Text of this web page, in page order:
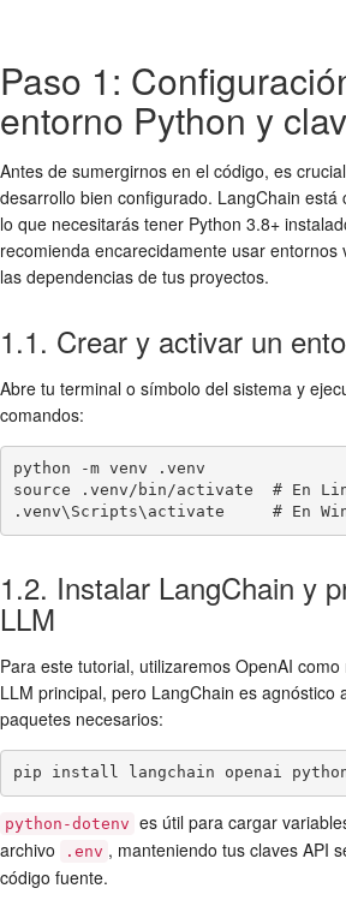
Paso 1:
entorno Python y
Antes de sumergirnos en el código, es
desarrollo bien configurado. LangChain
lo que necesitarás tener Python 3.8+
recomienda encarecidamente usar entornos
las dependencias de tus proyectos.
1.1. Crear y activar un
Abre tu terminal o símbolo del sistema y
comandos:
python -m venv .venv
source .venv/bin/activate  # En
.venv\Scripts\activate     # En
1.2. Instalar LangChain y
LLM
Para este tutorial, utilizaremos OpenAI
LLM principal, pero LangChain es agnóstico
paquetes necesarios:
pip install langchain openai
python-dotenv es útil para cargar
archivo
.env , manteniendo tus claves API
código fuente.